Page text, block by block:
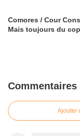
Comores / Cour
Mais toujours du
Commentaires
Ajouter